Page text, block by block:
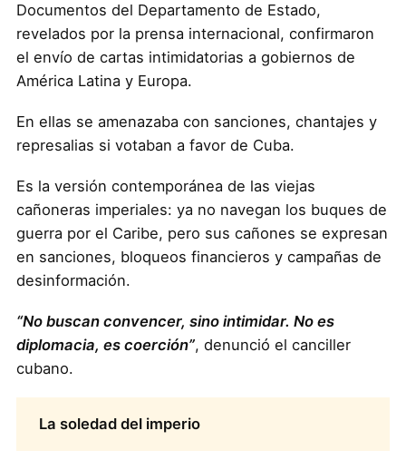
Documentos del Departamento de Estado,
revelados por la prensa internacional, confirmaron
el envío de cartas intimidatorias a gobiernos de
América Latina y Europa.
En ellas se amenazaba con sanciones, chantajes y
represalias si votaban a favor de Cuba.
Es la versión contemporánea de las viejas
cañoneras imperiales: ya no navegan los buques de
guerra por el Caribe, pero sus cañones se expresan
en sanciones, bloqueos financieros y campañas de
desinformación.
“No buscan convencer, sino intimidar. No es
diplomacia, es coerción”, denunció el canciller
cubano.
La soledad del imperio